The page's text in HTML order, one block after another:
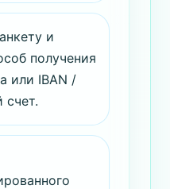
и
получения
или IBAN /
счет.